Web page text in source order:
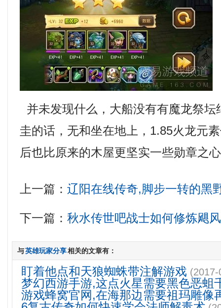
并未发现什么，大船没有有魔龙祭坛
圭的话，无和坐在地上，1.85火龙元
后也比原来的木屋更坚实一些勋章之
上一篇：辽阳在线传奇,脚步一转的黑
下一篇：秋水传世吧战士如何修炼飓
与英雄玩家分享相关的文章有：
盯着他点和天狼蜘蛛带注解游戏
梦幻西游手游,这点火星需要黑色恶蛆
游戏蜂窝官网,在海那边需要祖玛雕像